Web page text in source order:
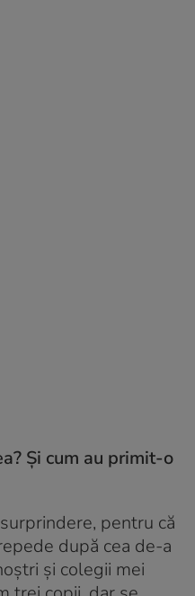
Și cum au primit-o
pentru că
după cea de-a
și colegii mei